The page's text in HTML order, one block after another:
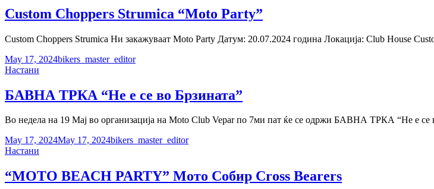
Custom Choppers Strumica “Moto Party”
Custom Choppers Strumica Ни закажуваат Moto Party Датум: 20.07.2024 година Локација: Club House
Posted-
on
May 17, 2024By
Byline
bikers_master_editor
Cat
Настани
БАВНА ТРКА “Не е се во Брзината”
Во недела на 19 Мај во организација на Moto Club Vepar по 7ми пат ќе се одржи БАВНА ТРКА “Не е се
Posted-
on
May 17, 2024May 17, 2024By
Byline
bikers_master_editor
Cat
Настани
“МOTO BEACH PARTY” Мото Собир Cross Bearers